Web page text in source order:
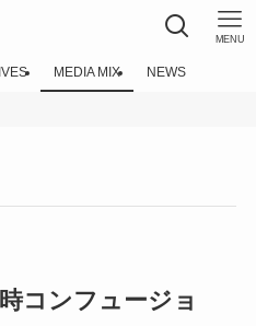
MENU
MEDIA MIX NEWS
コンフュージョ